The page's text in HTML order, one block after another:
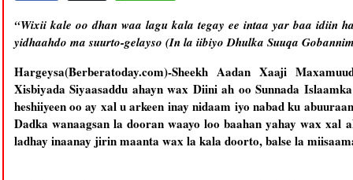
“Wixii kale oo dhan waa lagu kala tegay ee intaa yar baa idiin
yidhaahdo ma suurto-gelayso (In la iibiyo Dhulka Suuqa
Hargeysa(Berberatoday.com)-Sheekh Aadan Xaaji
Xisbiyada Siyaasaddu ahayn wax Diini ah oo Sunnada
heshiiyeen oo ay xal u arkeen inay nidaam iyo nabad ku
Dadka wanaagsan la dooran waayo loo baahan yahay wax xal
ladhay inaanay jirin maanta wax la kala doorto, balse la